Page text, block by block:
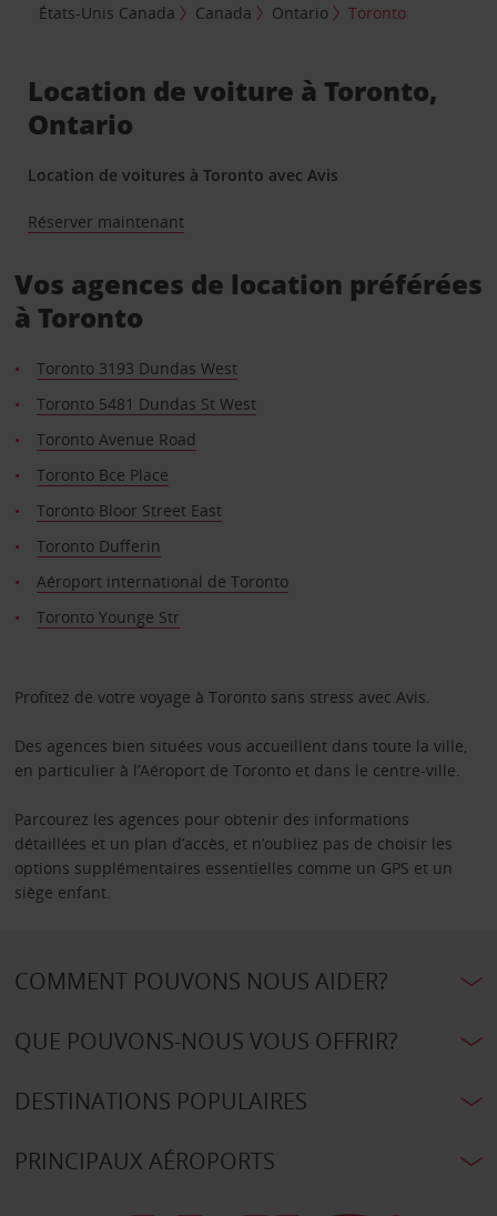
États-Unis Canada
Canada Ontario Toronto
Location de voiture à Toronto,
Ontario
Location de voitures à Toronto avec Avis
Réserver maintenant
Vos agences de location préférées
à Toronto
Toronto 3193 Dundas West
Toronto 5481 Dundas St West
Toronto Avenue Road
Toronto Bce Place
Toronto Bloor Street East
Toronto Dufferin
Aéroport international de Toronto
Toronto Younge Str
Profitez de votre voyage à Toronto sans stress avec Avis.
Des agences bien situées vous accueillent dans toute la ville,
en particulier à l’Aéroport de Toronto et dans le centre-ville.
Parcourez les agences pour obtenir des informations
détaillées et un plan d’accès, et n’oubliez pas de choisir les
options supplémentaires essentielles comme un GPS et un
siège enfant.
COMMENT POUVONS NOUS AIDER?
QUE POUVONS-NOUS VOUS OFFRIR?
DESTINATIONS POPULAIRES
PRINCIPAUX AÉROPORTS